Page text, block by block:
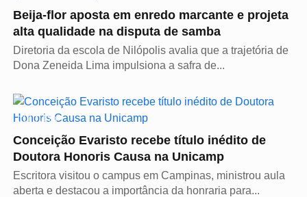
Beija-flor aposta em enredo marcante e projeta
alta qualidade na disputa de samba
Diretoria da escola de Nilópolis avalia que a trajetória de
Dona Zeneida Lima impulsiona a safra de...
CULTURA
Conceição Evaristo recebe título inédito de
Doutora Honoris Causa na Unicamp
Escritora visitou o campus em Campinas, ministrou aula
aberta e destacou a importância da honraria para...